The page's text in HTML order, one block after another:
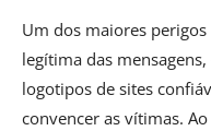
Um dos maiores
legítima das
logotipos de sites
convencer as vítimas.